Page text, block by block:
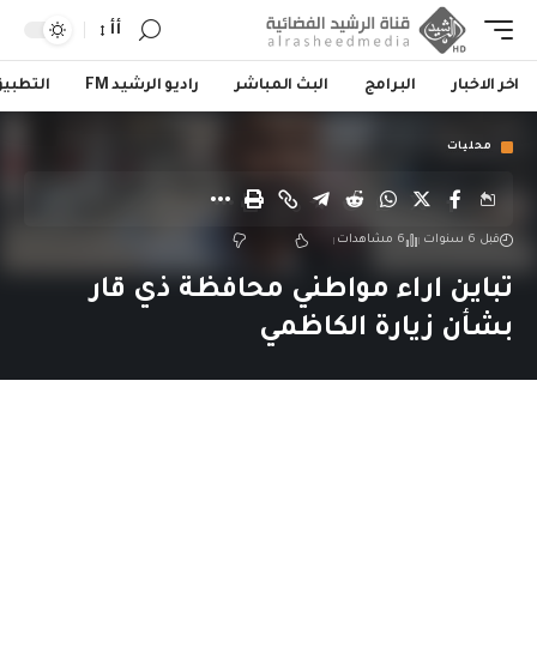
أأ
اخر الاخبار البرامج البث المباشر راديو الرشيد FM
محليات
قبل 6 سنوات 6 مشاهدات
تباين اراء مواطني محافظة ذي قار
بشأن زيارة الكاظمي